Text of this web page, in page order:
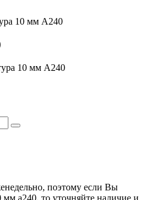
10 мм А240
поэтому если Вы